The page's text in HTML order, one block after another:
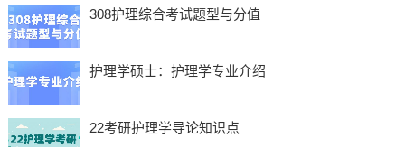
308护理综合考试题型与分值
护理学硕士：护理学专业介绍
22考研护理学导论知识点